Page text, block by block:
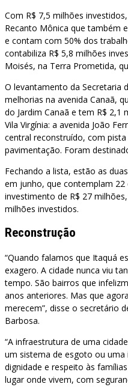
Com R$ 7,5 milhões
Recanto Mônica que também
e contam com 50% dos
contabiliza R$ 5,8 milhões
Moisés, na Terra Prometida,
O levantamento da Secretaria
melhorias na avenida Canaã,
do Jardim Canaã e tem R$ 2,1
Vila Virgínia: a avenida João
central reconstruído, com
pavimentação. Foram
Fechando a lista, estão as
em junho, que contemplam 22
investimento de R$ 27
milhões investidos.
Reconstrução
“Quando falamos que Itaquá
exagero. A cidade nunca viu
tempo. São bairros que
anos anteriores. Mas que
merecem”, disse o secretário
Barbosa.
“A infraestrutura de uma
um sistema de esgoto ou
dignidade e respeito às
lugar onde vivem, com